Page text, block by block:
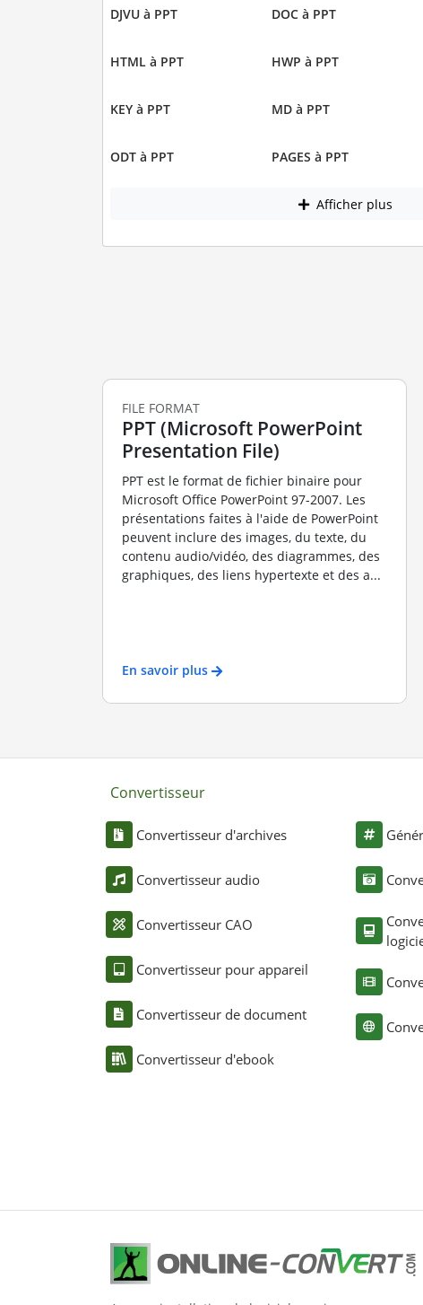
DJVU à PPT DOC à PPT
HTML à PPT HWP à PPT
KEY à PPT MD à PPT
ODT à PPT PAGES à PPT
Afficher plus
FILE FORMAT
PPT (Microsoft PowerPoint
Presentation File)
PPT est le format de fichier binaire pour
Microsoft Office PowerPoint 97-2007. Les
présentations faites à l'aide de PowerPoint
peuvent inclure des images, du texte, du
contenu audio/vidéo, des diagrammes, des
graphiques, des liens hypertexte et des a...
En savoir plus
Convertisseur
Convertisseur d'archives
Convertisseur audio
Convertisseur CAO
Convertisseur pour appareil
Convertisseur de document
Convertisseur d'ebook